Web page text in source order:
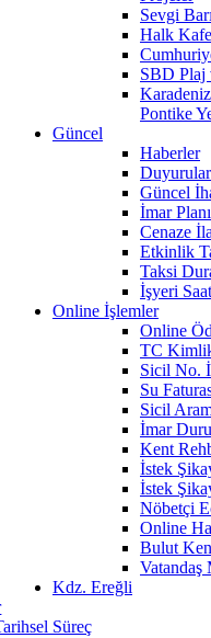
Sevgi
Halk Kafe
SBD Plaj
Pontike
Güncel
Haberler
Duyurular
Güncel
İmar
Cenaze
Etkinlik
Taksi
İşyeri
Online İşlemler
Online
TC
Sicil No.
Su
Sicil
İmar
Kent
İstek
İstek
Nöbetçi
Online
Bulut
Vatandaş
Kdz. Ereğli
Süreç